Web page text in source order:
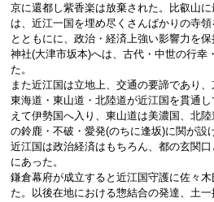
京に還都し紫香楽は放棄された。比叡山
は、近江一国を埋め尽くさんばかりの寺
とともにに、政治・経済上強い影響力を
神社(大津市坂本)へは、古代・中世の行幸
た。
また近江国は立地上、交通の要諦であり、
東海道・東山道・北陸道が近江国を貫通
えて伊勢国へ入り、東山道は美濃国、北
の鈴鹿・不破・愛発(のちに逢坂)に関が設
近江国は政治経済はもちろん、都の玄関
にあった。
鎌倉幕府が成立すると近江国守護に佐々
た。以後在地における惣結合の発達、土